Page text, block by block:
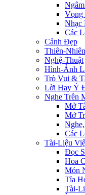
Vọng
Nhạc
Các
Cảnh Đẹp
Thiên-Nhiên
Nghệ-Thuật
Hình-Ảnh
Trò Vui &
Lời Hay Ý
Nghe Trên
Mở
Mở
Các
Tài-Liệu
Đọc
Hoa
Món
Tỉa
Tài-